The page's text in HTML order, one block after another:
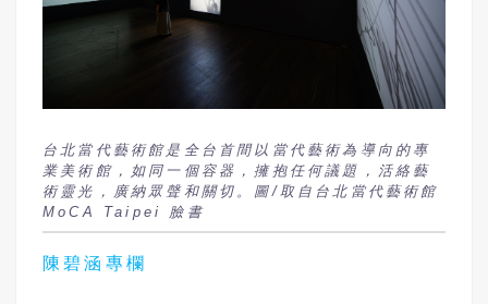
台北當代藝術館是全台首間以當代藝術為導向的專
業美術館，如同一個容器，擁抱任何議題，活絡藝
術靈光，廣納眾聲和關切。圖/取自台北當代藝術館
MoCA Taipei 臉書
陳碧涵專欄